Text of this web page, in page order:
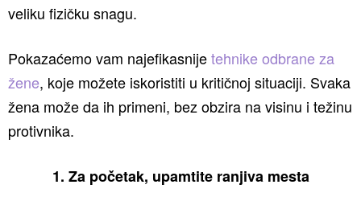
veliku fizičku snagu.
Pokazaćemo vam najefikasnijetehnike odbrane za
žene, koje možete iskoristiti u kritičnoj situaciji. Svaka
žena može da ih primeni, bez obzira na visinu i težinu
protivnika.
1. Za početak, upamtite ranjiva mesta